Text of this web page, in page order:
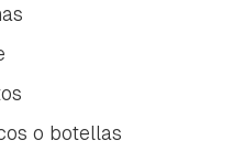
o botellas